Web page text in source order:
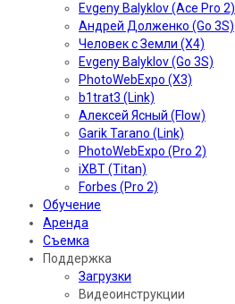
Evgeny Balyklov (Ace Pro 2)
Андрей Долженко (Go 3S)
Человек с Земли (X4)
Evgeny Balyklov (Go 3S)
PhotoWebExpo (X3)
b1trat3 (Link)
Алексей Ясный (Flow)
Garik Tarano (Link)
PhotoWebExpo (Pro 2)
iXBT (Titan)
Forbes (Pro 2)
Обучение
Аренда
Съемка
Поддержка
Загрузки
Видеоинструкции